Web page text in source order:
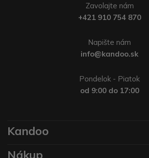
Zavolajte nám
+421 910 754 870
Napište nám
info@kandoo.sk
Pondelok - Piatok
od 9:00 do 17:00
Kandoo
Nákup